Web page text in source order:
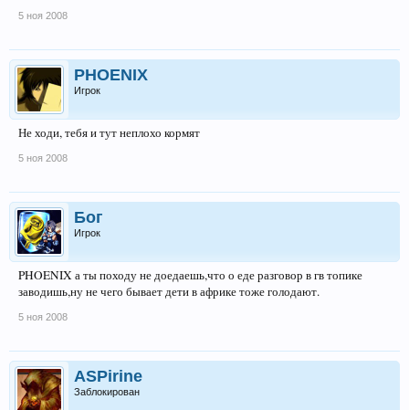
5 ноя 2008
PHOENIX
Игрок
Не ходи, тебя и тут неплохо кормят
5 ноя 2008
Бог
Игрок
PHOENIX а ты походу не доедаешь,что о еде разговор в гв топике
заводишь,ну не чего бывает дети в африке тоже голодают.
5 ноя 2008
ASPirine
Заблокирован